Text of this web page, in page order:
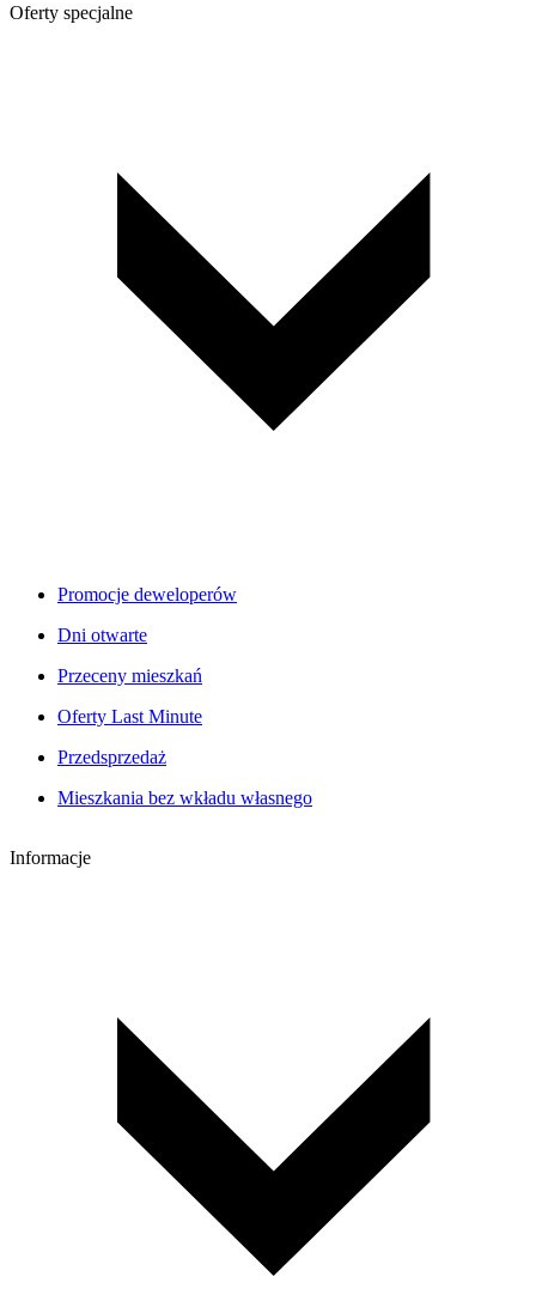
Oferty specjalne
Promocje deweloperów
Dni otwarte
Przeceny mieszkań
Oferty Last Minute
Przedsprzedaż
Mieszkania bez wkładu własnego
Informacje